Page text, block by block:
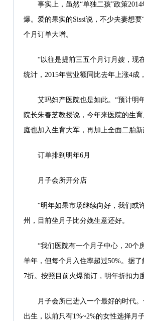
事实上，虽然“单独二孩”政策
爆。爱的果实的Sissi说，不少夫妻想
个月订单大增。
“以往是提前三五个月订月嫂，现
统计，2015年营业额同比去年上涨4成
艾玛妇产医院也是如此。“预计明
院长朱春芝教授说，今年来医院的生
庭也加入生育大军，再加上全面二胎新
订单排到明年6月
月子会所开分店
“明年如果市场继续向好，我们或
州，目前坐月子比分娩生意还好。
“我们医院有一个月子中心，20个
羊年，但每个月入住率超过50%。据
7折。按照目前火爆预订，明年折扣力
月子会所已进入一个最好的时代
出生，以前只有1%~2%的女性选择月